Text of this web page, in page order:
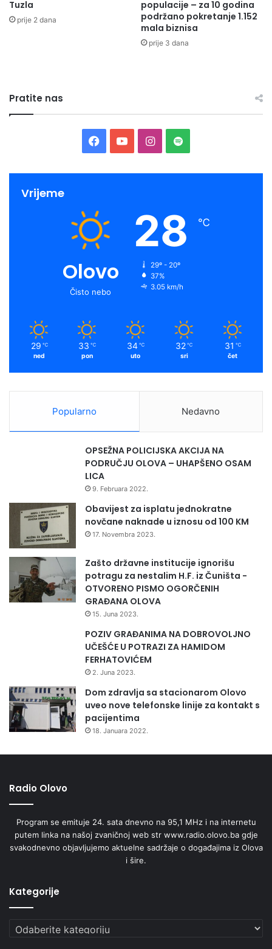
Tuzla
prije 2 dana
populacije – za 10 godina
podržano pokretanje 1.152
mala biznisa
prije 3 dana
Pratite nas
Facebook
YouTubeInstagram
Spotify
Vrijeme
Olovo
Čisto nebo
28 ℃
29º - 20º
37%
3.05 km/h
29 ℃
ned
33 ℃
pon
34 ℃
uto
32 ℃
sri
31 ℃
čet
Popularno Nedavno
OPSEŽNA POLICIJSKA AKCIJA NA
PODRUČJU OLOVA – UHAPŠENO OSAM
LICA
9. Februara 2022.
Obavijest za isplatu jednokratne
novčane naknade u iznosu od 100 KM
17. Novembra 2023.
Zašto državne institucije ignorišu
potragu za nestalim H.F. iz Čuništa -
OTVORENO PISMO OGORČENIH
GRAĐANA OLOVA
15. Juna 2023.
POZIV GRAĐANIMA NA DOBROVOLJNO
UČEŠĆE U POTRAZI ZA HAMIDOM
FERHATOVIĆEM
2. Juna 2023.
Dom zdravlja sa stacionarom Olovo
uveo nove telefonske linije za kontakt s
pacijentima
18. Januara 2022.
Radio Olovo
Program se emituje 24. sata dnevno na 95,1 MHz i na internetu
putem linka na našoj zvaničnoj web str www.radio.olovo.ba gdje
svakodnevno objavljujemo aktuelne sadržaje o događajima iz Olova
i šire.
Kategorije
Kategorije